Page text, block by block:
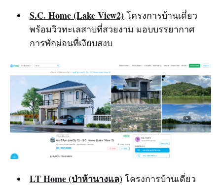
S.C. Home (Lake View2) โครงการบ้านเดี่ยว
พร้อมวิวทะเลสาบที่สวยงาม มอบบรรยากาศ
การพักผ่อนที่เงียบสงบ
LT Home (ป่าห้านางแล) โครงการบ้านเดี่ยว